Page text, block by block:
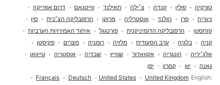
בחירת שפה
English
United Kingdom
United States
Deutsch
Français
טורקיה
פולין קנדה צ׳ילה תאילנד ווייטנאם
דרום אפריקה
ניגריה
פרו הולנד אוסטרליה מרוקו הרפובליקה הצ׳כית
סין
קזחסטן
הרפובליקה הדומיניקנית פורטוגל
איחוד האמירויות הערביות
קניה
בלגיה ערב הסעודית מלזיה רומניה מצרים
פקיסטן
אלג׳יריה
הונגריה אקוואדור שווייץ שבדיה אוסטריה
טייוואן
גאנה
יוון קמרון יפן